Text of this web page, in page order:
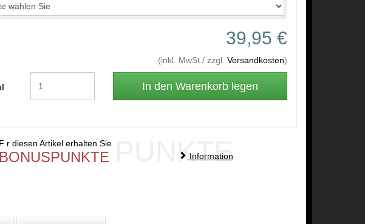
39,95 €
(inkl. MwSt./ zzgl. Versandkosten)
F r diesen Artikel erhalten Sie
BONUSPUNKTE PUNKTE
Information